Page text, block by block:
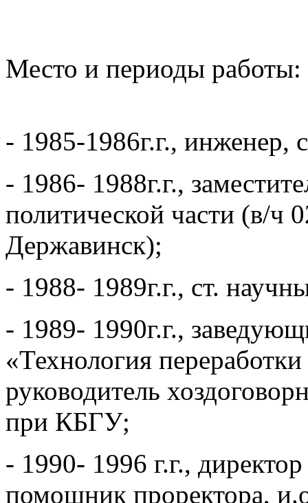
Место и периоды работы:
- 1985-1986г.г.,
- 1986- 1988г.г.,
политической части (в/ч
Державинск);
- 1988- 1989г.г., ст.
- 1989- 1990г.г.,
«Технология
руководитель
при КБГУ;
- 1990- 1996 г.г.,
помощник проректора,